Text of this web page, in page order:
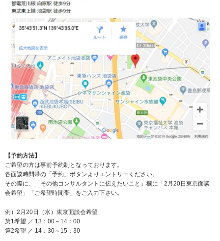
【予約方法】
ご希望の方は事前予約制となっております。
各面談時間帯の「予約」ボタンよりエントリーください。
その際に、「その他コンサルタントに伝えたいこと」欄に「2月20日東京面談
会希望」「ご希望時間帯」をご入力下さい。
例）2月20日（水）東京面談会希望
第1希望 ／ 13：00～14：00
第2希望 ／ 14：30～15：30